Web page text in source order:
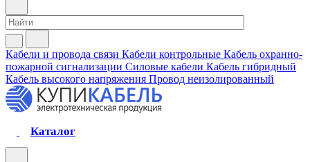
Кабели и провода связи Кабели контрольные Кабель охранно-
пожарной сигнализации Силовые кабели Кабель гибридный
Кабель высокого напряжения Провод неизолированный
Каталог